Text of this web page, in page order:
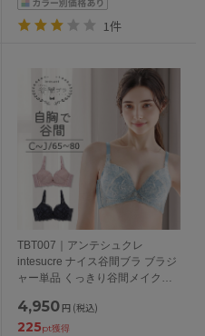
1件
TBT007｜アンテシュクレ
intesucre ナイス谷間ブラ ブラジ
ャー単品 くっきり谷間メイク
65/70/75/80cm
4,950 円 (税込)
225pt獲得